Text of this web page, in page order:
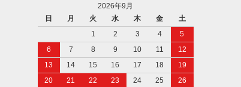
2026年9月
日
月 火 水 木 金
土
1
2 3 4
5
6
7 8 9 10 11
12
13
14 15 16 17 18
19
20
21 22 23 24 25
26